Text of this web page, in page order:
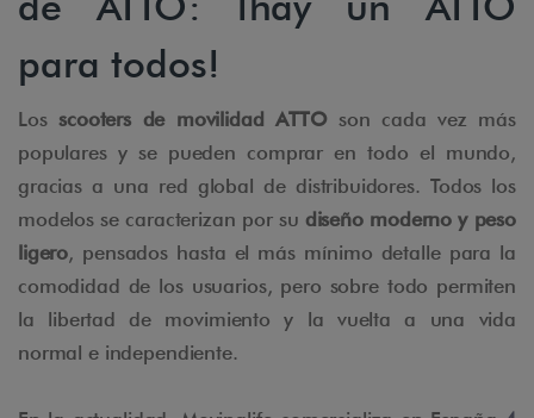
para todos!
Losscooters de movilidad ATTO son cada vez más
populares y se pueden comprar en todo el mundo,
gracias a una red global de distribuidores. Todos los
modelos se caracterizan por su diseño moderno y peso
ligero, pensados ​​hasta el más mínimo detalle para la
comodidad de los usuarios, pero sobre todo permiten
la libertad de movimiento y la vuelta a una vida
normal e independiente.